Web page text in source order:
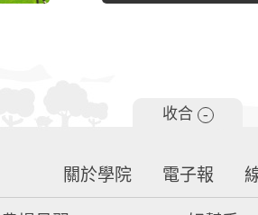
收合 -
關於學院 電子報